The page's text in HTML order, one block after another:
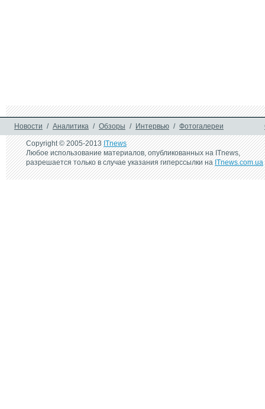
Новости / Аналитика / Обзоры / Интервью / Фотогалереи
Copyright © 2005-2013ITnews
Любое использование материалов, опубликованных на ITnews,
разрешается только в случае указания гиперссылки наITnews.com.ua